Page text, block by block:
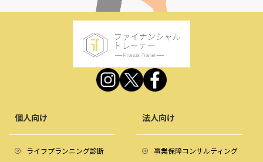
個人向け
ライフプランニング診断
法人向け
事業保障コンサルティング